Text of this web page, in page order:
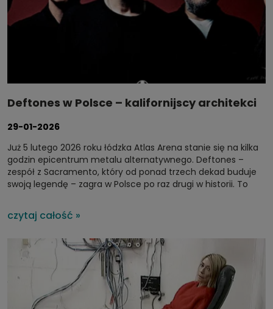
Deftones w Polsce – kalifornijscy architekci
29-01-2026
Już 5 lutego 2026 roku łódzka Atlas Arena stanie się na kilka
godzin epicentrum metalu alternatywnego. Deftones –
zespół z Sacramento, który od ponad trzech dekad buduje
swoją legendę – zagra w Polsce po raz drugi w historii. To
roku w warszawskim Amfiteatrze w Parku Sowińskiego. Bilety
na lutowy występ wyprzedały się w ekspresowym tempie, co
zapewnią Denzel Curry i Drug Church.
czytaj całość »